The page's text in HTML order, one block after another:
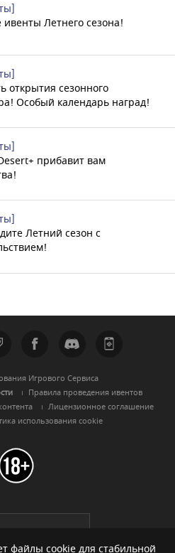
Летнего сезона!
открытия сезонного
Особый календарь наград!
прибавит вам
Летний сезон с
Игрового Сервиса
Правила проведения ивентов
Лицензионное соглашение
использования cookie
файлы cookie для стабильной